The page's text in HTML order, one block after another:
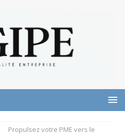
Propulsez votre PME vers le